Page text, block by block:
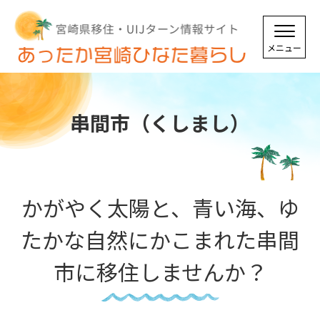
串間市（くしまし）
かがやく太陽と、青い海、ゆ
たかな自然にかこまれた串間
市に移住しませんか？